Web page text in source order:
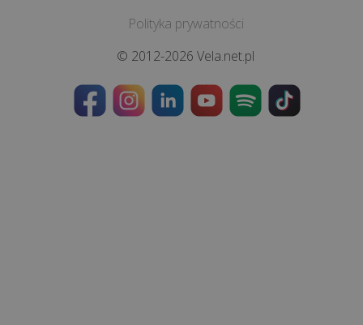
Polityka prywatności
© 2012-2026 Vela.net.pl